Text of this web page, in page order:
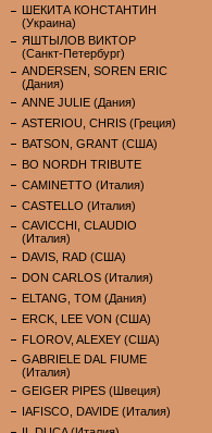
ШЕКИТА КОНСТАНТИН
(Украина)
ЯШТЫЛОВ ВИКТОР
(Санкт-Петербург)
ANDERSEN, SOREN ERIC
(Дания)
ANNE JULIE (Дания)
ASTERIOU, CHRIS (Греция)
BATSON, GRANT (США)
BO NORDH TRIBUTE
CAMINETTO (Италия)
CASTELLO (Италия)
CAVICCHI, CLAUDIO
(Италия)
DAVIS, RAD (США)
DON CARLOS (Италия)
ELTANG, TOM (Дания)
ERCK, LEE VON (США)
FLOROV, ALEXEY (США)
GABRIELE DAL FIUME
(Италия)
GEIGER PIPES (Швеция)
IAFISCO, DAVIDE (Италия)